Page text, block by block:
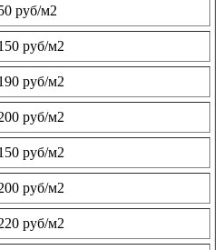
руб/м2
руб/м2
руб/м2
руб/м2
руб/м2
руб/м2
руб/м2